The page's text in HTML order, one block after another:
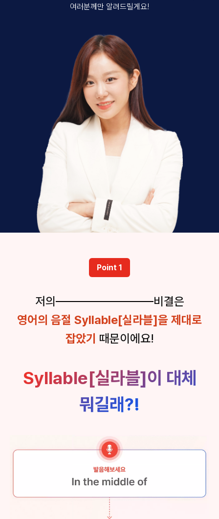
여러분께만 알려드릴게요!
Point 1
저의
비결은
영어의 음절 Syllable[실라블]을 제대로
잡았기 때문이에요!
Syllable[실라블]이 대체
뭐길래?!